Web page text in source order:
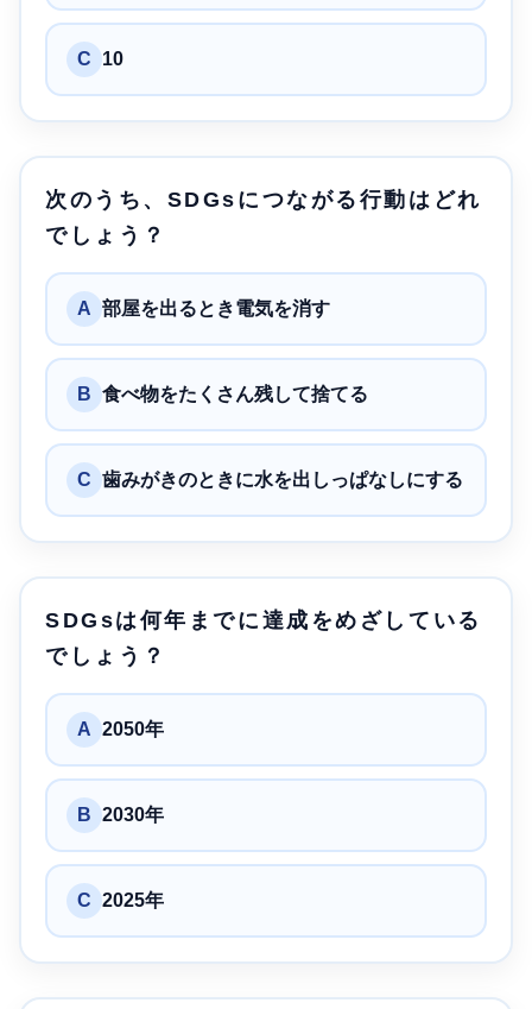
C 10
次のうち、SDGsにつながる行動はどれ
でしょう？
A 部屋を出るとき電気を消す
B 食べ物をたくさん残して捨てる
C 歯みがきのときに水を出しっぱなしにする
SDGsは何年までに達成をめざしている
でしょう？
A 2050年
B 2030年
C 2025年